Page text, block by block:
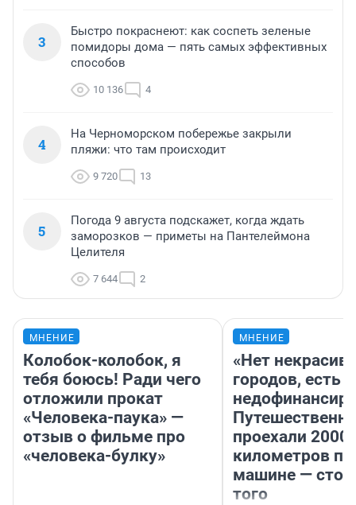
3
Быстро покраснеют: как соспеть зеленые
помидоры дома — пять самых эффективных
способов
10 136 4
4
На Черноморском побережье закрыли
пляжи: что там происходит
9 720 13
5
Погода 9 августа подскажет, когда ждать
заморозков — приметы на Пантелеймона
Целителя
7 644 2
МНЕНИЕ
Колобок-колобок, я
тебя боюсь! Ради чего
отложили прокат
«Человека-паука» —
отзыв о фильме про
«человека-булку»
МНЕНИЕ
«Нет
городов, есть
проехали 2000
километров по
машине —
того